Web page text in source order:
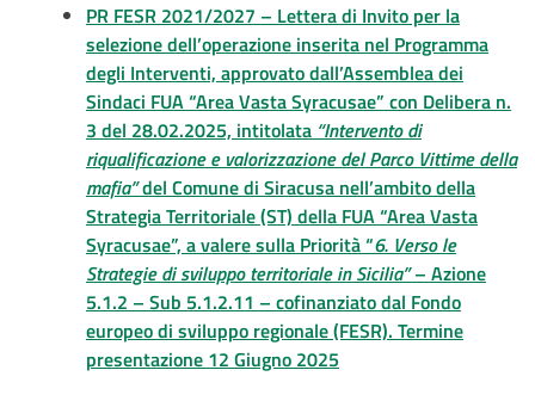
PR FESR 2021/2027 – Lettera di Invito per la
selezione dell’operazione inserita nel Programma
degli Interventi, approvato dall’Assemblea dei
Sindaci FUA “Area Vasta Syracusae” con Delibera n.
3 del 28.02.2025, intitolata “Intervento di
riqualificazione e valorizzazione del Parco Vittime della
mafia”del Comune di Siracusa nell’ambito della
Strategia Territoriale (ST) della FUA “Area Vasta
Syracusae”, a valere sulla Priorità “6. Verso le
Strategie di sviluppo territoriale in Sicilia”– Azione
5.1.2 – Sub 5.1.2.11 – cofinanziato dal Fondo
europeo di sviluppo regionale (FESR). Termine
presentazione 12 Giugno 2025